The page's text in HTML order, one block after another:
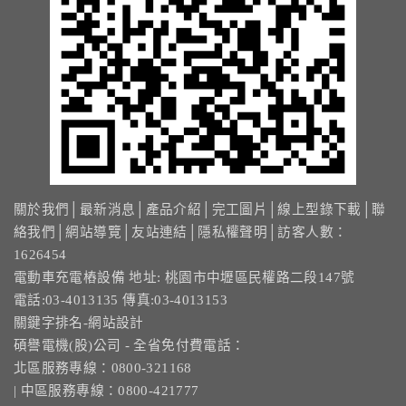
關於我們 最新消息 產品介紹 完工圖片 │線上型錄下載 │聯
絡我們
│網站導覽 友站連結 隱私權聲明
│訪客人數：
1626454
電動車充電樁設備 地址: 桃園市中壢區民權路二段147號
電話:03-4013135 傳真:03-4013153
關鍵字排名-網站設計
碩譽電機(股)公司 - 全省免付費電話：
北區服務專線：0800-321168
| 中區服務專線：0800-421777